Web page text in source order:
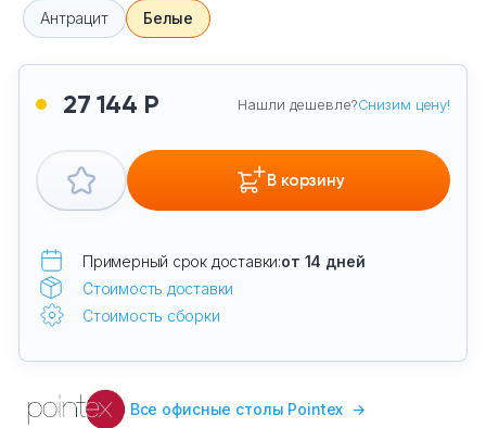
27 144 Р Нашли дешевле?Снизим цену!
В корзину
Примерный срок доставки:от 14 дней
Стоимость доставки
Стоимость сборки
Антрацит Белые
Все офисные столы Pointex →
Обеденная зона
Искусственные растения
Кашпо